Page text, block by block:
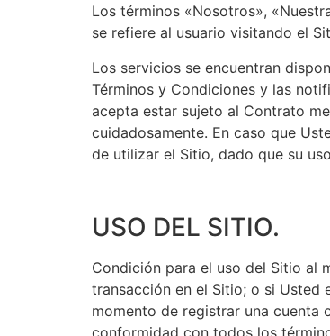
Los términos «Nosotros»,
se refiere al usuario visitando el
Los servicios se encuentran
Términos y Condiciones y las
acepta estar sujeto al Contrato
cuidadosamente. En caso que
de utilizar el Sitio, dado que su
USO DEL SITIO.
Condición para el uso del Sitio al
transacción en el Sitio; o si Usted
momento de registrar una cuenta
conformidad con todos los